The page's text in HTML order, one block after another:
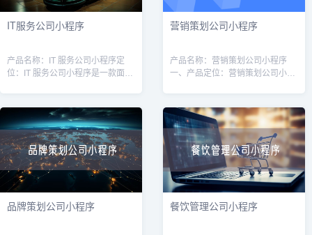
IT服务公司小程序
产品名称：IT 服务公司小程序定
位：IT 服务公司小程序是一款面向
案。通过该小程序，用户可以方便
快
营销策划公司小程序
产品名称：营销策划公司小程序
一、产品定位：营销策划公司小程
升业务效率和服务质量。通过该小
程序，用户可
品牌策划公司小程序 餐饮管理公司小程序